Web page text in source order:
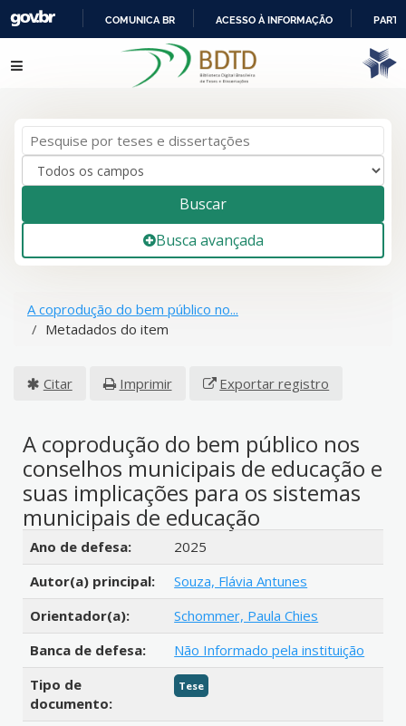
IR
PARA
COMUNICA BR ACESSO À INFORMAÇÃO
Pular para o conteúdo
Buscar
Busca avançada
A coprodução do bem público no...
Metadados do item
Citar Imprimir Exportar registro
A coprodução do bem público nos
conselhos municipais de educação e
suas implicações para os sistemas
municipais de educação
Detalhes bibliográficos
Ano de defesa:
2025
Autor(a) principal:
Souza, Flávia Antunes
Orientador(a):
Schommer, Paula Chies
Banca de defesa:
Não Informado pela instituição
Tipo de
documento:
Tese